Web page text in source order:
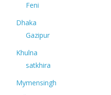
Feni
Dhaka
Gazipur
Khulna
satkhira
Mymensingh